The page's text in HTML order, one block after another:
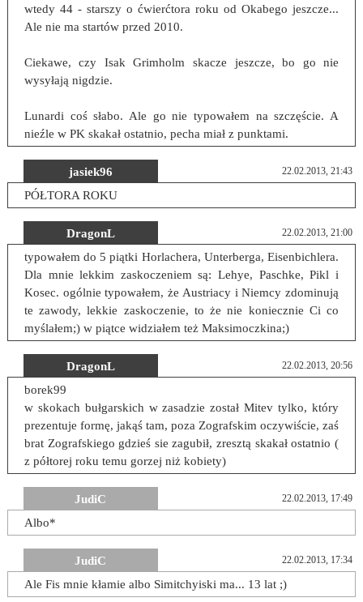
wtedy 44 - starszy o ćwierćtora roku od Okabego jeszcze...
Ale nie ma startów przed 2010.
Ciekawe, czy Isak Grimholm skacze jeszcze, bo go nie
wysyłają nigdzie.
Lunardi coś słabo. Ale go nie typowałem na szczęście. A
nieźle w PK skakał ostatnio, pecha miał z punktami.
jasiek96 22.02.2013, 21:43
PÓŁTORA ROKU
DragonL 22.02.2013, 21:00
typowałem do 5 piątki Horlachera, Unterberga, Eisenbichlera.
Dla mnie lekkim zaskoczeniem są: Lehye, Paschke, Pikl i
Kosec. ogólnie typowałem, że Austriacy i Niemcy zdominują
te zawody, lekkie zaskoczenie, to że nie koniecznie Ci co
myślałem;) w piątce widziałem też Maksimoczkina;)
DragonL 22.02.2013, 20:56
borek99
w skokach bułgarskich w zasadzie został Mitev tylko, który
prezentuje formę, jakąś tam, poza Zografskim oczywiście, zaś
brat Zografskiego gdzieś sie zagubił, zresztą skakał ostatnio (
z półtorej roku temu gorzej niż kobiety)
JudiC 22.02.2013, 17:49
Albo*
JudiC 22.02.2013, 17:34
Ale Fis mnie kłamie albo Simitchyiski ma... 13 lat ;)